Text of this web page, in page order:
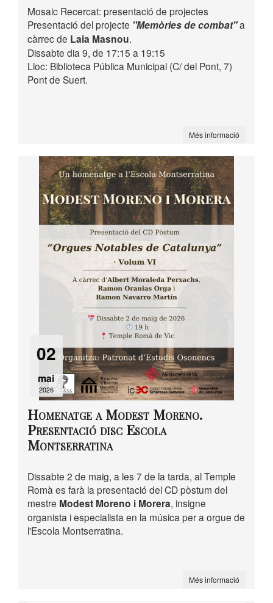
Mosaic Recercat: presentació de projectes
Presentació del projecte "Memòries de combat"a
càrrec de Laia Masnou.
Dissabte dia 9, de 17:15 a 19:15
Lloc: Biblioteca Pública Municipal (C/ del Pont, 7)
Pont de Suert.
Més informació
02
mai
2026
Homenatge a Modest Moreno.
Presentació disc Escola
Montserratina
Dissabte 2 de maig, a les 7 de la tarda, al Temple
Romà es farà la presentació del CD pòstum del
mestre Modest Moreno i Morera, insigne
organista i especialista en la música per a orgue de
l'Escola Montserratina.
Més informació